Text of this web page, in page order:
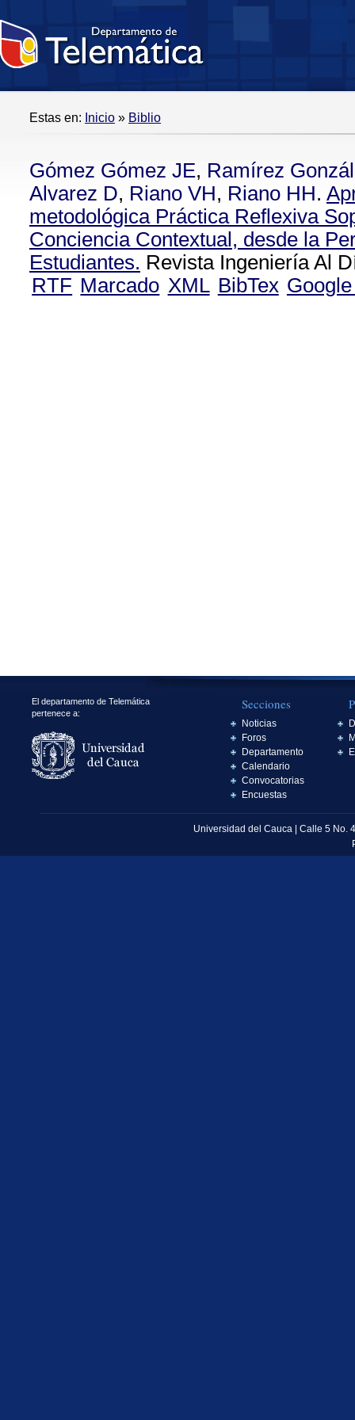
Estas en: Inicio » Biblio
Gómez Gómez JE, Ramírez
Alvarez D, Riano VH, Riano HH.
metodológica Práctica Reflexiva
Conciencia Contextual, desde la
Estudiantes. Revista Ingeniería Al
RTF Marcado XML BibTex
El departamento de Telemática
pertenece a:
Secciones
Noticias
Foros
Departamento
Calendario
Convocatorias
Encuestas
Universidad del Cauca | Calle 5 No.